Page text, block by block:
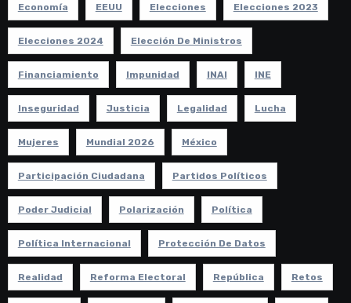
Economía EEUU Elecciones Elecciones 2023
Elecciones 2024 Elección De Ministros
Financiamiento Impunidad INAI INE
Inseguridad Justicia Legalidad Lucha
Mujeres Mundial 2026 México
Participación Ciudadana Partidos Políticos
Poder Judicial Polarización Política
Política Internacional Protección De Datos
Realidad Reforma Electoral República Retos